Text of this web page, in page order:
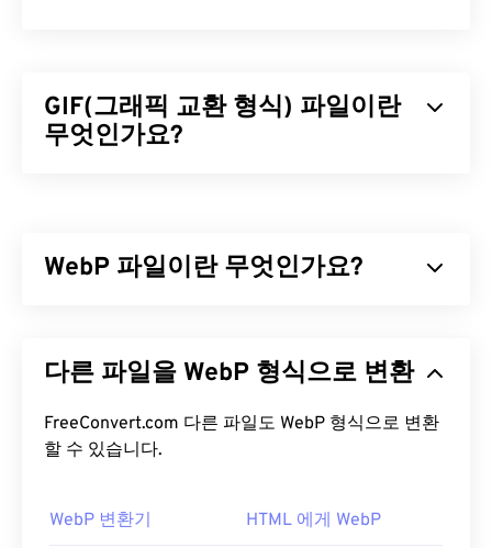
GIF(그래픽 교환 형식) 파일이란
무엇인가요?
BMP 파일 형식과 달리 GIF는무손실 압축을
사용하
니메이션 형태로 가장 많이 사용됩니다.
GIF 파일을 어떻게 여나요?
다. 또한 GIF는 iPhone과 iPad를 포함한 Apple 모바
WebP 파일이란 무엇인가요?
스 파일 형식입니다. WebP 이미지는JPEG(JPG)및
30% 더 작지만 시각적 품질은 비슷합니다. WebP 이
미지는 웹 페이지와 모바일 애플리케이션에서 빠르
WebP 파일을 어떻게 여나요?
다른 파일을 WebP 형식으로 변환
FreeConvert.com 다른 파일도 WebP 형식으로 변환
할 수 있습니다.
WebP 변환기 HTML 에게 WebP